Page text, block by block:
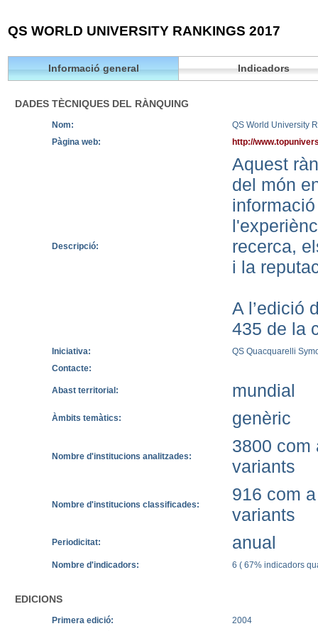
QS WORLD UNIVERSITY RANKINGS 2017
Informació general Indicadors
DADES TÈCNIQUES DEL RÀNQUING
Nom:
QS World University
Pàgina web:
http://
Descripció:
Aquest
del món
recerca,
i la
A l’edició
435 de la
Iniciativa:
QS Quacquarelli
Contacte:
Abast territorial: mundial
Àmbits temàtics: genèric
Nombre d'institucions analitzades:
3800 com
variants
Nombre d'institucions classificades:
916 com
variants
Periodicitat: anual
Nombre d'indicadors: 6 ( 67% indicadors
EDICIONS
Primera edició:
2004